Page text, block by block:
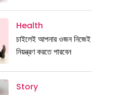
Health
চাইলেই আপনার ওজন নিজেই
নিয়ন্ত্রণ করতে পারবেন
Story